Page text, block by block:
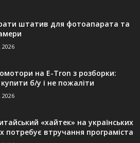
штатив для фотоапарата та
на E-Tron з розборки:
б/у і не пожаліти
«хайтек» на українських
потребує втручання програміста